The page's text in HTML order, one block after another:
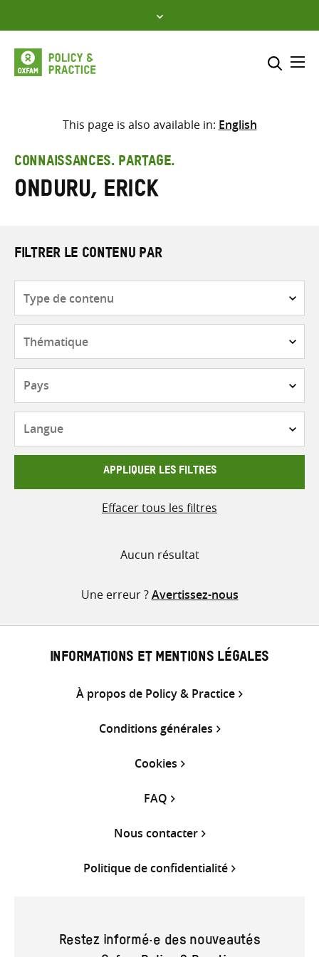
to
content
Sélectionner l’emplacement
Saisir
les
termes
This page is also available in: English
CONNAISSANCES. PARTAGE.
Onduru, Erick
FILTRER LE CONTENU PAR
contenu
APPLIQUER LES FILTRES
Effacer tous les filtres
Aucun résultat
Une erreur ?Avertissez-nous
INFORMATIONS ET MENTIONS LÉGALES
À propos de Policy & Practice
Conditions générales
Cookies
FAQ
Nous contacter
Politique de confidentialité
Restez informé·e des nouveautés